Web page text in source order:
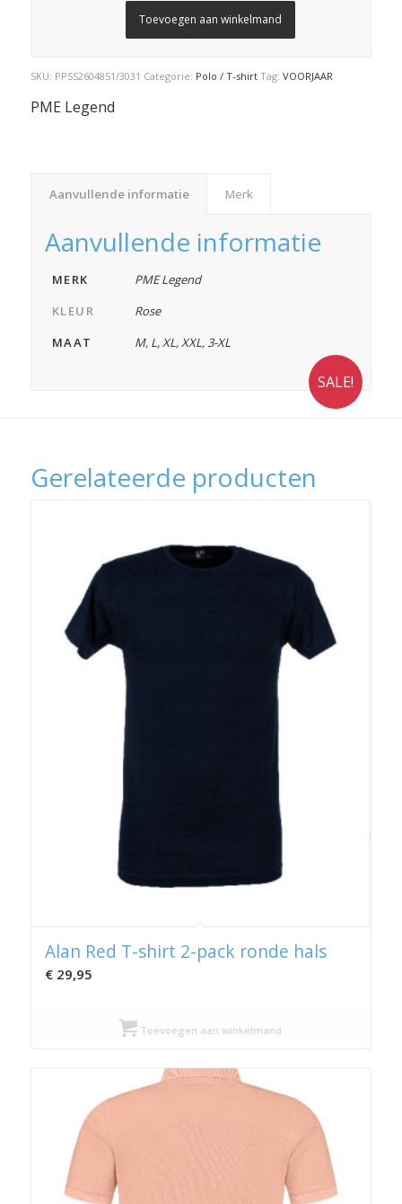
SALE!
Toevoegen aan winkelmand
SKU: PPSS2604851/3031 Categorie: Polo / T-shirt Tag: VOORJAAR
PME Legend
Aanvullende informatie Merk
Aanvullende informatie
MERK
PME Legend
KLEUR
Rose
MAAT
M, L,XL,XXL,3-XL
Gerelateerde producten
Alan Red T-shirt 2-pack ronde hals
€29,95
Toevoegen aan winkelmand